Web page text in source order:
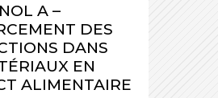
A –
DES
DANS
EN
ALIMENTAIRE